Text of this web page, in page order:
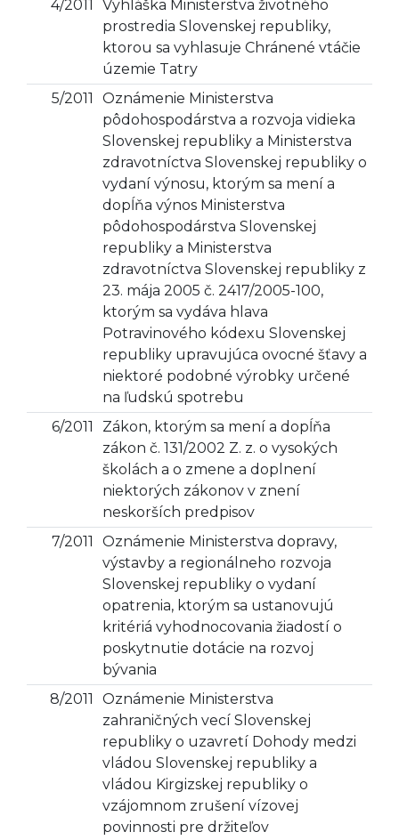
4/2011
Vyhláška Ministerstva životného
prostredia Slovenskej republiky,
ktorou sa vyhlasuje Chránené vtáčie
územie Tatry
5/2011
Oznámenie Ministerstva
pôdohospodárstva a rozvoja vidieka
Slovenskej republiky a Ministerstva
zdravotníctva Slovenskej republiky o
vydaní výnosu, ktorým sa mení a
dopĺňa výnos Ministerstva
pôdohospodárstva Slovenskej
republiky a Ministerstva
zdravotníctva Slovenskej republiky z
23. mája 2005 č. 2417/2005-100,
ktorým sa vydáva hlava
Potravinového kódexu Slovenskej
republiky upravujúca ovocné šťavy a
niektoré podobné výrobky určené
na ľudskú spotrebu
6/2011
Zákon, ktorým sa mení a dopĺňa
zákon č. 131/2002 Z. z. o vysokých
školách a o zmene a doplnení
niektorých zákonov v znení
neskorších predpisov
7/2011
Oznámenie Ministerstva dopravy,
výstavby a regionálneho rozvoja
Slovenskej republiky o vydaní
opatrenia, ktorým sa ustanovujú
kritériá vyhodnocovania žiadostí o
poskytnutie dotácie na rozvoj
bývania
8/2011
Oznámenie Ministerstva
zahraničných vecí Slovenskej
republiky o uzavretí Dohody medzi
vládou Slovenskej republiky a
vládou Kirgizskej republiky o
vzájomnom zrušení vízovej
povinnosti pre držiteľov